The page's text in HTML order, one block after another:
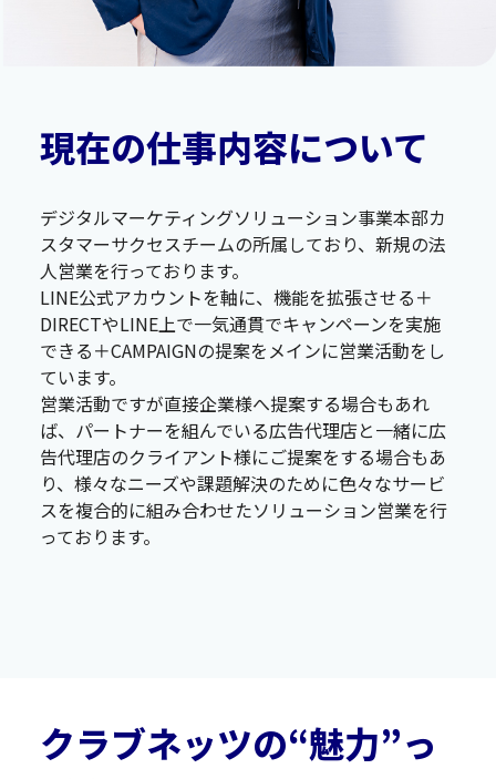
現在の仕事内容について
デジタルマーケティングソリューション事業本部カ
スタマーサクセスチームの所属しており、新規の法
人営業を行っております。
LINE公式アカウントを軸に、機能を拡張させる＋
DIRECTやLINE上で一気通貫でキャンペーンを実施
できる＋CAMPAIGNの提案をメインに営業活動をし
ています。
営業活動ですが直接企業様へ提案する場合もあれ
ば、パートナーを組んでいる広告代理店と一緒に広
告代理店のクライアント様にご提案をする場合もあ
り、様々なニーズや課題解決のために色々なサービ
スを複合的に組み合わせたソリューション営業を行
っております。
クラブネッツの“魅力”っ